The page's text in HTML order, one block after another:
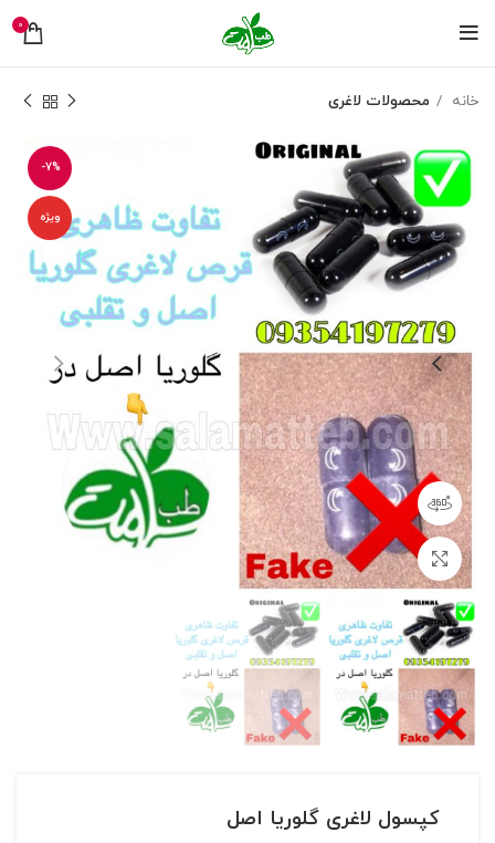
0
خانه محصولات لاغری
-7%
ویژه
مشاهده 360 درجه
بزرگنمایی تصویر
کپسول لاغری گلوریا اصل